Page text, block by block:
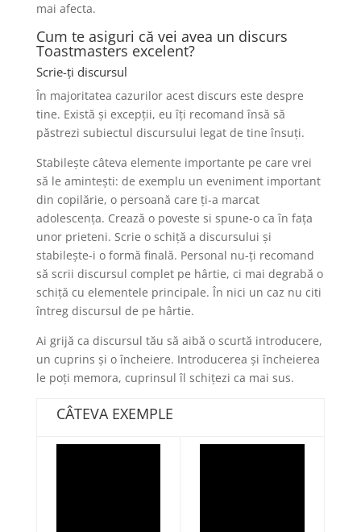
mai afecta.
Cum te asiguri că vei avea un discurs
Toastmasters excelent?
Scrie-ți discursul
În majoritatea cazurilor acest discurs este despre
tine. Există și excepții, eu îți recomand însă să
păstrezi subiectul discursului legat de tine însuți.
Stabilește câteva elemente importante pe care vrei
să le amintești: de exemplu un eveniment important
din copilărie, o persoană care ți-a marcat
adolescența. Crează o poveste si spune-o ca în fața
unor prieteni. Scrie o schiță a discursului și
stabilește-i o formă finală. Personal nu-ți recomand
să scrii discursul complet pe hârtie, ci mai degrabă o
schiță cu elementele principale. În nici un caz nu citi
întreg discursul de pe hârtie.
Ai grijă ca discursul tău să aibă o scurtă introducere,
un cuprins și o încheiere. Introducerea și încheierea
le poți memora, cuprinsul îl schițezi ca mai sus.
CÂTEVA EXEMPLE